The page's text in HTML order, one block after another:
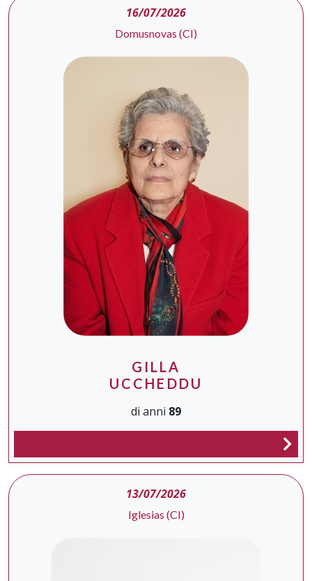
16/07/2026
Domusnovas (CI)
GILLA
UCCHEDDU
di anni 89
13/07/2026
Iglesias (CI)